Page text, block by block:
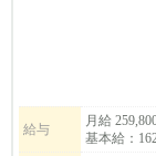
給与
月給
基本給：